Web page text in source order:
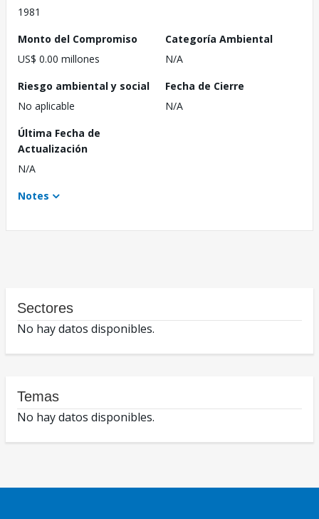
1981
Monto del Compromiso
US$ 0.00 millones
Categoría Ambiental
N/A
Riesgo ambiental y social
No aplicable
Fecha de Cierre
N/A
Última Fecha de
Actualización
N/A
Notes
Sectores
No hay datos disponibles.
Temas
No hay datos disponibles.